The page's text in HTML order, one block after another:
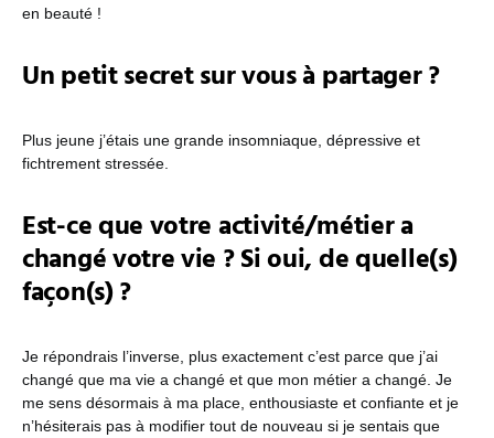
en beauté !
Un petit secret sur vous à partager ?
Plus jeune j’étais une grande insomniaque, dépressive et
fichtrement stressée.
Est-ce que votre activité/métier a
changé votre vie ? Si oui, de quelle(s)
façon(s) ?
Je répondrais l’inverse, plus exactement c’est parce que j’ai
changé que ma vie a changé et que mon métier a changé. Je
me sens désormais à ma place, enthousiaste et confiante et je
n’hésiterais pas à modifier tout de nouveau si je sentais que